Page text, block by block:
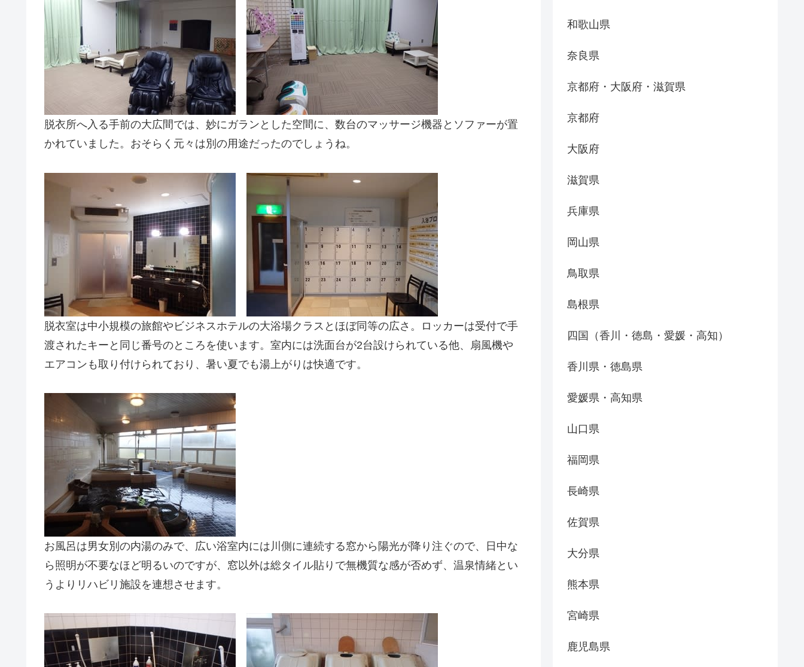
脱衣所へ入る手前の大広間では、妙にガランとした空間に、数台のマッサージ機器とソファーが置
かれていました。おそらく元々は別の用途だったのでしょうね。
脱衣室は中小規模の旅館やビジネスホテルの大浴場クラスとほぼ同等の広さ。ロッカーは受付で手
渡されたキーと同じ番号のところを使います。室内には洗面台が2台設けられている他、扇風機や
エアコンも取り付けられており、暑い夏でも湯上がりは快適です。
お風呂は男女別の内湯のみで、広い浴室内には川側に連続する窓から陽光が降り注ぐので、日中な
ら照明が不要なほど明るいのですが、窓以外は総タイル貼りで無機質な感が否めず、温泉情緒とい
うよりリハビリ施設を連想させます。
和歌山県
奈良県
京都府・大阪府・滋賀県
京都府
大阪府
滋賀県
兵庫県
岡山県
鳥取県
島根県
四国（香川・徳島・愛媛・高知）
香川県・徳島県
愛媛県・高知県
山口県
福岡県
長崎県
佐賀県
大分県
熊本県
宮崎県
鹿児島県